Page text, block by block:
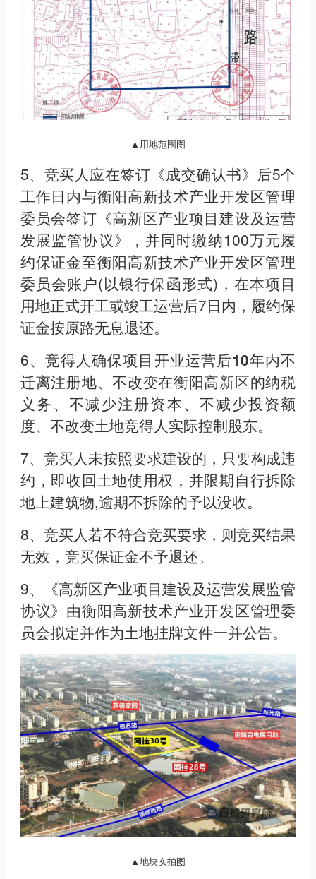
▲用地范围图
5、竞买人应在签订《成交确认书》后5个
工作日内与衡阳高新技术产业开发区管理
委员会签订《高新区产业项目建设及运营
发展监管协议》，并同时缴纳100万元履
约保证金至衡阳高新技术产业开发区管理
委员会账户(以银行保函形式)，在本项目
用地正式开工或竣工运营后7日内，履约保
证金按原路无息退还。
6、竞得人确保项目开业运营后10年内不
迁离注册地、不改变在衡阳高新区的纳税
义务、不减少注册资本、不减少投资额
度、不改变土地竞得人实际控制股东。
7、竞买人未按照要求建设的，只要构成违
约，即收回土地使用权，并限期自行拆除
地上建筑物,逾期不拆除的予以没收。
8、竞买人若不符合竞买要求，则竞买结果
无效，竞买保证金不予退还。
9、《高新区产业项目建设及运营发展监管
协议》由衡阳高新技术产业开发区管理委
员会拟定并作为土地挂牌文件一并公告。
▲地块实拍图